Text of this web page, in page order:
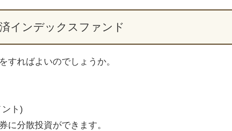
インデックスファンド
すればよいのでしょうか。
ト)
に分散投資ができます。